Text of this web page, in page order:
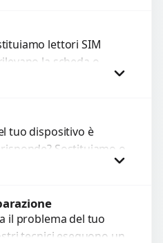
lettori SIM
la scheda o
Utilizziamo
tuo dispositivo è
Sostituiamo o
con componenti di
il problema del tuo
tecnici eseguono un